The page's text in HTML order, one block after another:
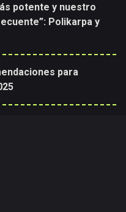
potente y nuestro
Polikarpa y
para